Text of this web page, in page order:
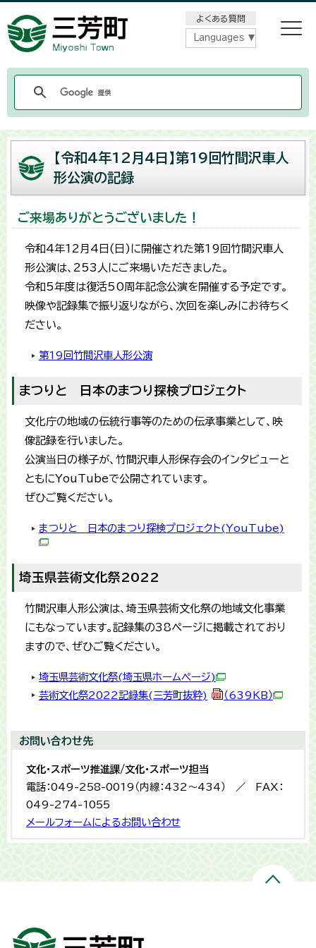
よくある質問
Languages
【令和4年12月4日】第19回竹間沢車人
形公演の記録
ご来場ありがとうございました！
令和4年12月4日(日)に開催された第19回竹間沢車人
形公演は、253人にご来場いただきました。
令和5年度は復活50周年記念公演を開催する予定です。
映像や記録集で振り返りながら、次回を楽しみにお待ちく
ださい。
第19回竹間沢車人形公演
まつりと 日本のまつり探検プロジェクト
文化庁の地域の伝統行事等のための伝承事業として、映
像記録を行いました。
公演当日の様子が、竹間沢車人形保存会のインタビューと
ともにYouTubeで公開されています。
ぜひご覧ください。
まつりと 日本のまつり探検プロジェクト(YouTube)
埼玉県芸術文化祭2022
竹間沢車人形公演は、埼玉県芸術文化祭の地域文化事業
にもなっています。記録集の38ページに掲載されており
ますので、ぜひご覧ください。
埼玉県芸術文化祭(埼玉県ホームページ)
芸術文化祭2022記録集(三芳町抜粋)
（639KB）
お問い合わせ先
文化・スポーツ推進課/文化・スポーツ担当
電話：049-258-0019（内線：432〜434） ／ FAX：
049-274-1055
メールフォームによるお問い合わせ